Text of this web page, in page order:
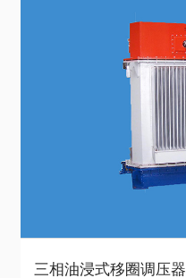
三相油浸式移圈调压器